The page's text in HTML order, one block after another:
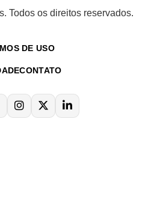
Todos os direitos reservados.
DE USO
CONTATO